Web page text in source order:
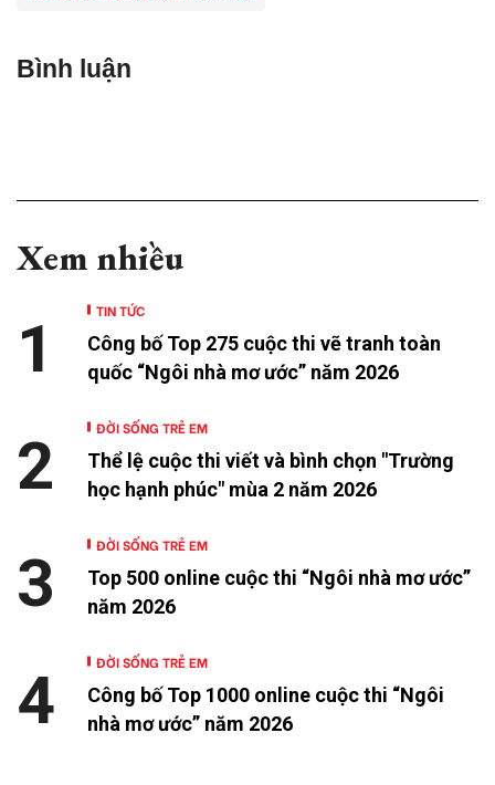
Bình luận
Xem nhiều
TIN TỨC
Công bố Top 275 cuộc thi vẽ tranh toàn
quốc “Ngôi nhà mơ ước” năm 2026
1
ĐỜI SỐNG TRẺ EM
Thể lệ cuộc thi viết và bình chọn "Trường
học hạnh phúc" mùa 2 năm 2026
2
ĐỜI SỐNG TRẺ EM
Top 500 online cuộc thi “Ngôi nhà mơ ước”
năm 2026
3
ĐỜI SỐNG TRẺ EM
Công bố Top 1000 online cuộc thi “Ngôi
nhà mơ ước” năm 2026
4